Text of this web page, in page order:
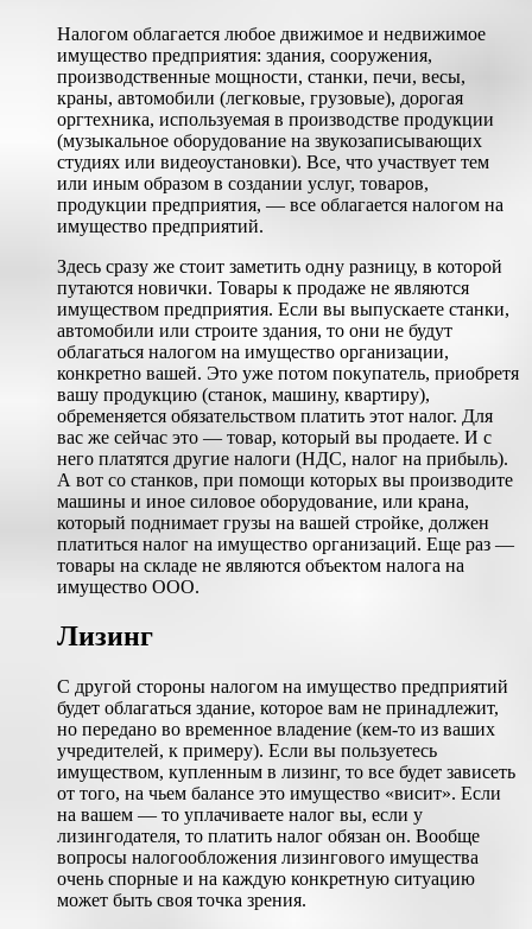
Налогом облагается любое движимое и недвижимое
имущество предприятия: здания, сооружения,
производственные мощности, станки, печи, весы,
краны, автомобили (легковые, грузовые), дорогая
оргтехника, используемая в производстве продукции
(музыкальное оборудование на звукозаписывающих
студиях или видеоустановки). Все, что участвует тем
или иным образом в создании услуг, товаров,
продукции предприятия, — все облагается налогом на
имущество предприятий.
Здесь сразу же стоит заметить одну разницу, в которой
путаются новички. Товары к продаже не являются
имуществом предприятия. Если вы выпускаете станки,
автомобили или строите здания, то они не будут
облагаться налогом на имущество организации,
конкретно вашей. Это уже потом покупатель, приобретя
вашу продукцию (станок, машину, квартиру),
обременяется обязательством платить этот налог. Для
вас же сейчас это — товар, который вы продаете. И с
него платятся другие налоги (НДС, налог на прибыль).
А вот со станков, при помощи которых вы производите
машины и иное силовое оборудование, или крана,
который поднимает грузы на вашей стройке, должен
платиться налог на имущество организаций. Еще раз —
товары на складе не являются объектом налога на
имущество ООО.
Лизинг
С другой стороны налогом на имущество предприятий
будет облагаться здание, которое вам не принадлежит,
но передано во временное владение (кем-то из ваших
учредителей, к примеру). Если вы пользуетесь
имуществом, купленным в лизинг, то все будет зависеть
от того, на чьем балансе это имущество «висит». Если
на вашем — то уплачиваете налог вы, если у
лизингодателя, то платить налог обязан он. Вообще
вопросы налогообложения лизингового имущества
очень спорные и на каждую конкретную ситуацию
может быть своя точка зрения.